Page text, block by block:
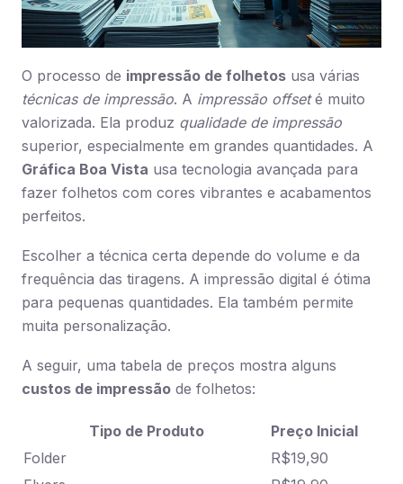
O processo de impressão de folhetos usa várias
técnicas de impressão. A impressão offseté muito
valorizada. Ela produz qualidade de impressão
superior, especialmente em grandes quantidades. A
Gráfica Boa Vista usa tecnologia avançada para
fazer folhetos com cores vibrantes e acabamentos
perfeitos.
Escolher a técnica certa depende do volume e da
frequência das tiragens. A impressão digital é ótima
para pequenas quantidades. Ela também permite
muita personalização.
A seguir, uma tabela de preços mostra alguns
custos de impressão de folhetos:
Tipo de Produto
Preço Inicial
Folder
R$19,90